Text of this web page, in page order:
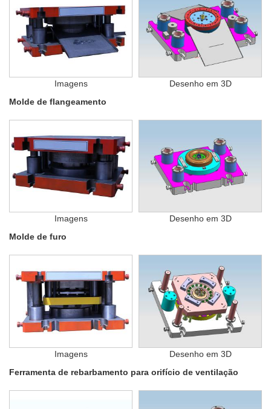
Imagens
Desenho em 3D
Molde de flangeamento
Imagens
Desenho em 3D
Molde de furo
Imagens
Desenho em 3D
Ferramenta de rebarbamento para orifício de ventilação